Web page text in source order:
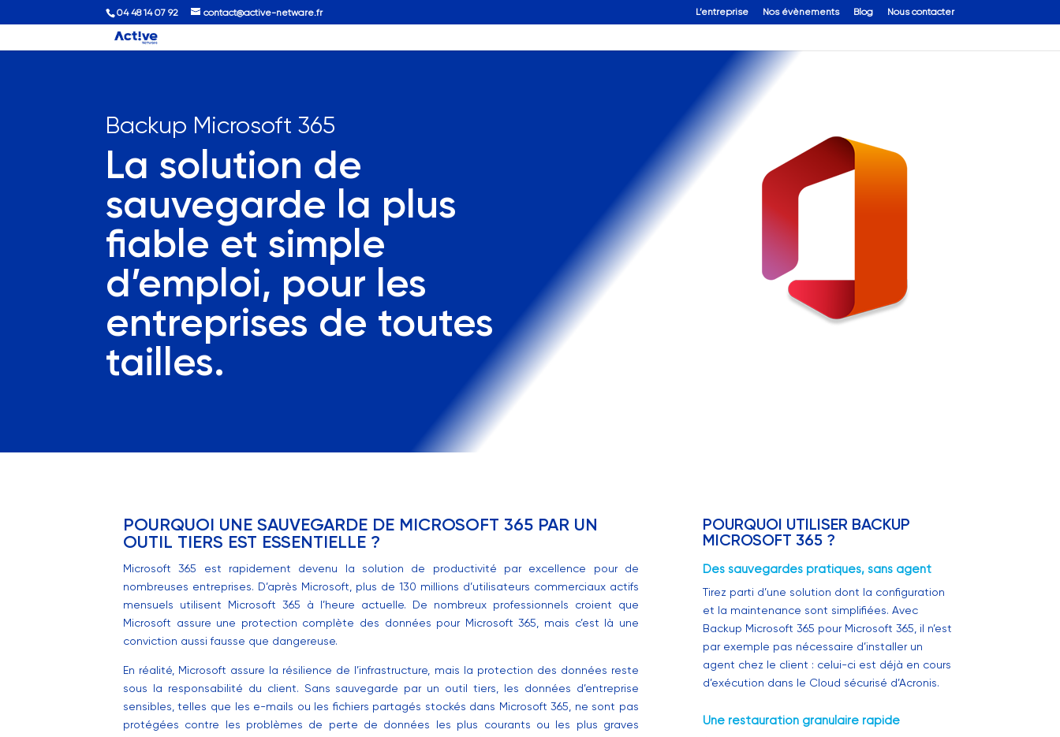
04 48 14 07 92 contact@active-netware.fr L’entreprise Nos évènements Blog Nous contacter
Backup Microsoft 365
La solution de
sauvegarde la plus
fiable et simple
d’emploi, pour les
entreprises de toutes
tailles.
POURQUOI UNE SAUVEGARDE DE MICROSOFT 365 PAR UN
OUTIL TIERS EST ESSENTIELLE ?
Microsoft 365 est rapidement devenu la solution de productivité par excellence pour de
nombreuses entreprises. D’après Microsoft, plus de 130 millions d’utilisateurs commerciaux actifs
mensuels utilisent Microsoft 365 à l’heure actuelle. De nombreux professionnels croient que
Microsoft assure une protection complète des données pour Microsoft 365, mais c’est là une
conviction aussi fausse que dangereuse.
En réalité, Microsoft assure la résilience de l’infrastructure, mais la protection des données reste
sous la responsabilité du client. Sans sauvegarde par un outil tiers, les données d’entreprise
sensibles, telles que les e-mails ou les fichiers partagés stockés dans Microsoft 365, ne sont pas
protégées contre les problèmes de perte de données les plus courants ou les plus graves
POURQUOI UTILISER BACKUP
MICROSOFT 365 ?
Des sauvegardes pratiques, sans agent
Tirez parti d’une solution dont la configuration
et la maintenance sont simplifiées. Avec
Backup Microsoft 365 pour Microsoft 365, il n’est
par exemple pas nécessaire d’installer un
agent chez le client : celui-ci est déjà en cours
d’exécution dans le Cloud sécurisé d’Acronis.
Une restauration granulaire rapide